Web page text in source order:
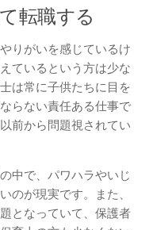
転職する
りがいを感じているけ
ているという方は少な
は常に子供たちに目を
らない責任ある仕事で
前から問題視されてい
中で、パワハラやいじ
のが現実です。また、
となっていて、保護者